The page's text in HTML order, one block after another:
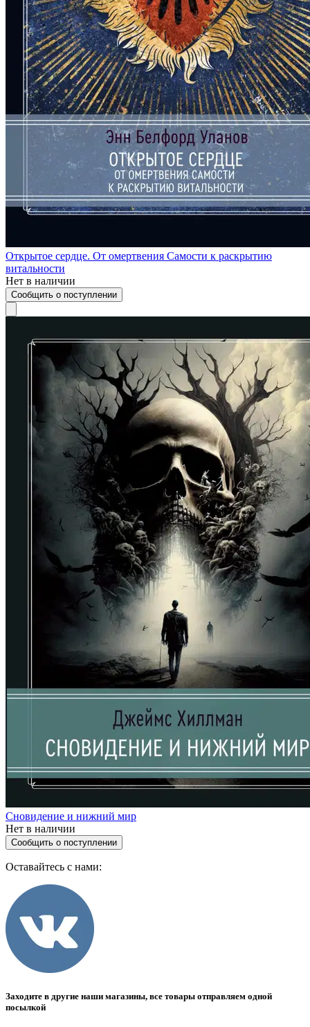
Открытое сердце. От омертвения Самости к раскрытию
витальности
Нет в наличии
Сообщить о поступлении
Сновидение и нижний мир
Нет в наличии
Сообщить о поступлении
Оставайтесь с нами:
Заходите в другие наши магазины, все товары отправляем одной
посылкой